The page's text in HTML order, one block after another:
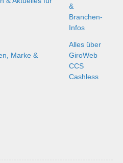
&
Branchen-
Infos
Alles über
GiroWeb
CCS
Cashless